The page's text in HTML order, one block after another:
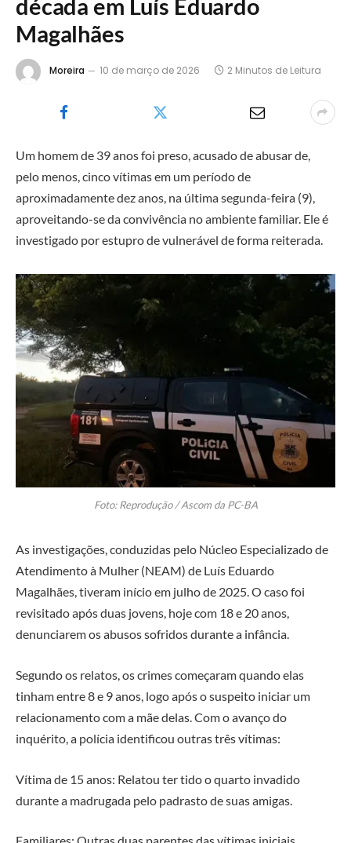
década em Luís Eduardo
Magalhães
Moreira 10 de março de 2026 2 Minutos de Leitura
Um homem de 39 anos foi preso, acusado de abusar de,
pelo menos, cinco vítimas em um período de
aproximadamente dez anos, na última segunda-feira (9),
aproveitando-se da convivência no ambiente familiar. Ele é
investigado por estupro de vulnerável de forma reiterada.
Foto: Reprodução / Ascom da PC-BA
As investigações, conduzidas pelo Núcleo Especializado de
Atendimento à Mulher (NEAM) de Luís Eduardo
Magalhães, tiveram início em julho de 2025. O caso foi
revisitado após duas jovens, hoje com 18 e 20 anos,
denunciarem os abusos sofridos durante a infância.
Segundo os relatos, os crimes começaram quando elas
tinham entre 8 e 9 anos, logo após o suspeito iniciar um
relacionamento com a mãe delas. Com o avanço do
inquérito, a polícia identificou outras três vítimas:
Vítima de 15 anos: Relatou ter tido o quarto invadido
durante a madrugada pelo padrasto de suas amigas.